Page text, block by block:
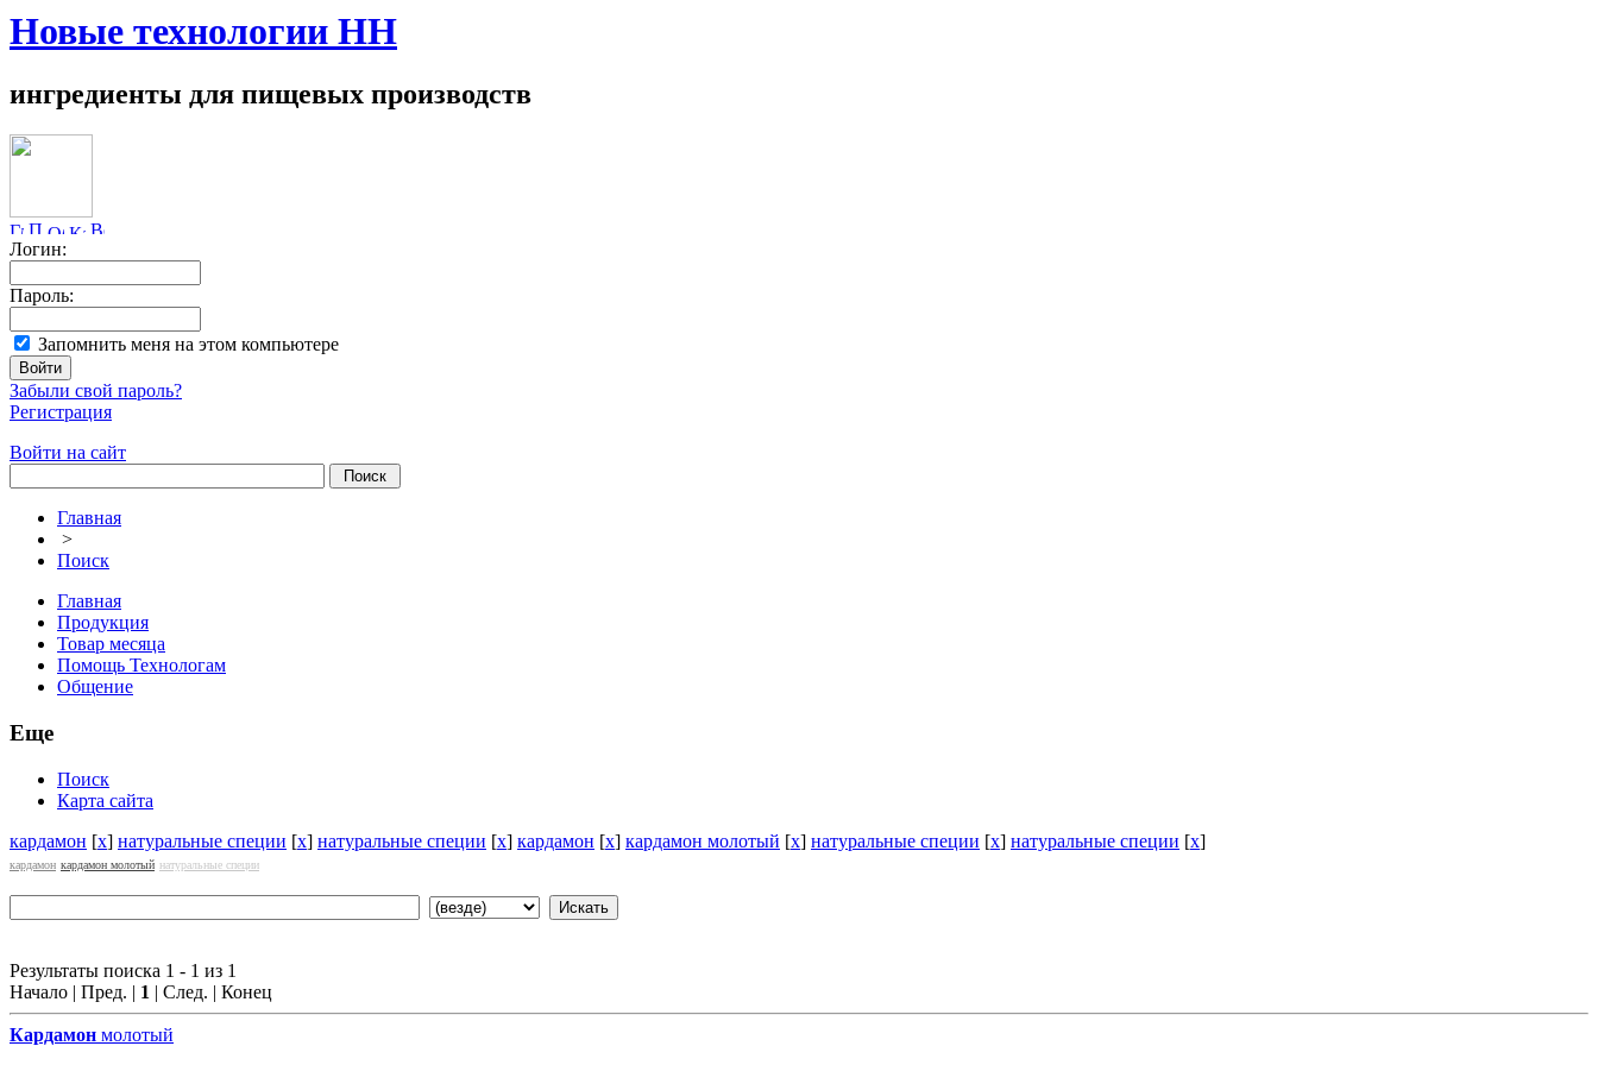
Новые технологии НН
ингредиенты для пищевых производств
Логин:
Пароль:
Запомнить меня на этом компьютере
Забыли свой пароль?
Регистрация
Войти на сайт
Главная
>
Поиск
Главная
Продукция
Товар месяца
Помощь Технологам
Общение
Еще
Поиск
Карта сайта
кардамон [x] натуральные специи [x] натуральные специи [x] кардамон [x] кардамон молотый [x] натуральные специи [x] натуральные специи [x]
кардамон кардамон молотый натуральные специи
Результаты поиска 1 - 1 из 1
Начало | Пред. | 1 | След. | Конец
Кардамон молотый